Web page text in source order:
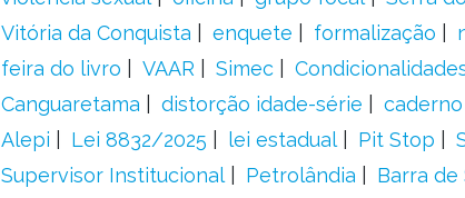
Vitória da Conquista
enquete formalização
feira do livro
VAAR Simec
Canguaretama
distorção idade-série
Alepi
Lei 8832/2025 lei estadual Pit Stop
Supervisor Institucional
Petrolândia Barra de